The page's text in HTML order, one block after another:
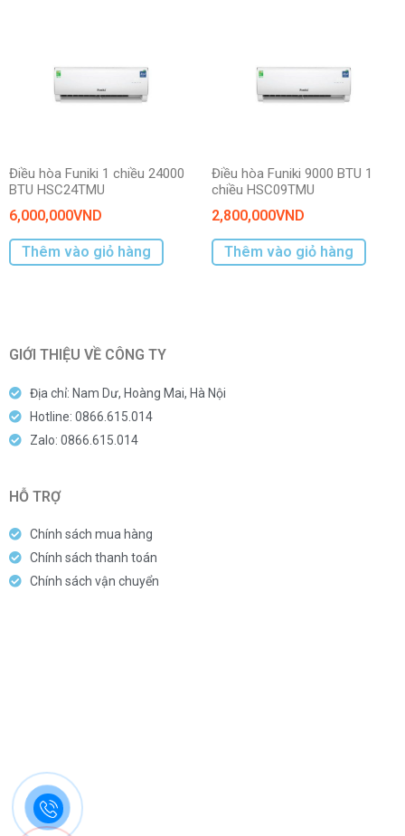
Điều hòa Funiki 1 chiều 24000
BTU HSC24TMU
6,000,000VND
Thêm vào giỏ hàng
Điều hòa Funiki 9000 BTU 1
chiều HSC09TMU
2,800,000VND
Thêm vào giỏ hàng
GIỚI THIỆU VỀ CÔNG TY
Địa chỉ: Nam Dư, Hoàng Mai, Hà Nội
Hotline: 0866.615.014
Zalo: 0866.615.014
HỖ TRỢ
Chính sách mua hàng
Chính sách thanh toán
Chính sách vận chuyển